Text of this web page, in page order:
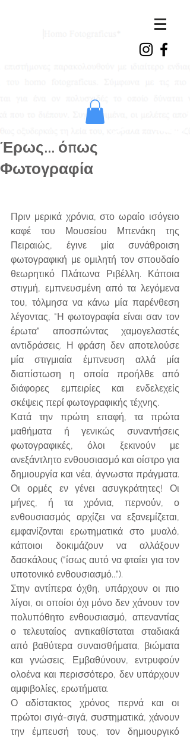
Έρως... όπως
Φωτογραφία
Πριν μερικά χρόνια, στο ωραίο ισόγειο
καφέ του Μουσείου Μπενάκη της
Πειραιώς, έγινε μία συνάθροιση
φωτογραφική με ομιλητή τον σπουδαίο
θεωρητικό Πλάτωνα Ριβέλλη. Κάποια
στιγμή, εμπνευσμένη από τα λεγόμενα
του, τόλμησα να κάνω μία παρένθεση
λέγοντας, "Η φωτογραφία είναι σαν τον
έρωτα" αποσπώντας χαμογελαστές
αντιδράσεις. Η φράση δεν αποτελούσε
μία στιγμιαία έμπνευση αλλά μία
διαπίστωση η οποία προήλθε από
διάφορες εμπειρίες και ενδελεχείς
σκέψεις περί φωτογραφικής τέχνης.
Κατά την πρώτη επαφή, τα πρώτα
μαθήματα ή γενικώς συναντήσεις
φωτογραφικές, όλοι ξεκινούν με
ανεξάντλητο ενθουσιασμό και οίστρο για
δημιουργία και νέα, άγνωστα πράγματα.
Οι ορμές εν γένει ασυγκράτητες! Οι
μήνες, ή τα χρόνια, περνούν, ο
ενθουσιασμός αρχίζει να εξανεμίζεται,
εμφανίζονται ερωτηματικά στο μυαλό,
κάποιοι δοκιμάζουν να αλλάξουν
δασκάλους ("ίσως αυτό να φταίει για τον
υποτονικό ενθουσιασμό...").
Στην αντίπερα όχθη, υπάρχουν οι πιο
λίγοι, οι οποίοι όχι μόνο δεν χάνουν τον
πολυπόθητο ενθουσιασμό, απεναντίας
ο τελευταίος αντικαθίσταται σταδιακά
από βαθύτερα συναισθήματα, βιώματα
και γνώσεις. Εμβαθύνουν, εντρυφούν
ολοένα και περισσότερο, δεν υπάρχουν
αμφιβολίες, ερωτήματα.
Ο αδίστακτος χρόνος περνά και οι
πρώτοι σιγά-σιγά, συστηματικά, χάνουν
την έμπευσή τους, τον δημιουργικό